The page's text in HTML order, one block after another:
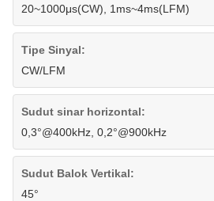
20~1000μs(CW), 1ms~4ms(LFM)
Tipe Sinyal:
CW/LFM
Sudut sinar horizontal:
0,3°@400kHz, 0,2°@900kHz
Sudut Balok Vertikal:
45°